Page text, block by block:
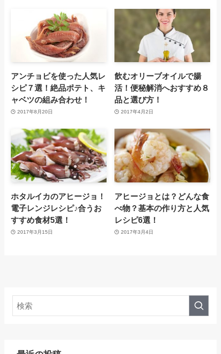
アンチョビを使った人気レ
シピ７選！絶品ポテト、キ
ャベツの組み合わせ！
2017年8月20日
飲むオリーブオイルで腸
活！便秘解消へおすすめ８
品と選び方！
2017年4月2日
ホタルイカのアヒージョ！
電子レンジレシピ♪合うお
すすめ食材5選！
2017年3月15日
アヒージョとは？どんな食
べ物？基本の作り方と人気
レシピ6選！
2017年3月4日